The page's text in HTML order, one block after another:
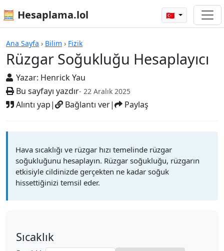
🧮 Hesaplama.lol 🇹🇷
Ana Sayfa › Bilim › Fizik
Rüzgar Soğukluğu Hesaplayıcı
Yazar: Henrick Yau
Bu sayfayı yazdır- 22 Aralık 2025
Alıntı yap| Bağlantı ver| Paylaş
Hesap Makineleri
Hava sıcaklığı ve rüzgar hızı temelinde rüzgar
soğukluğunu hesaplayın. Rüzgar soğukluğu, rüzgarın
etkisiyle cildinizde gerçekten ne kadar soğuk
hissettiğinizi temsil eder.
Sıcaklık